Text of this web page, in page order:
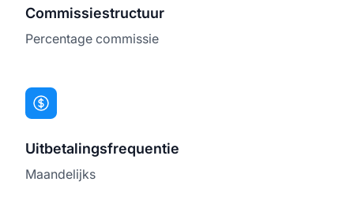
Commissiestructuur
Percentage commissie
Uitbetalingsfrequentie
Maandelijks